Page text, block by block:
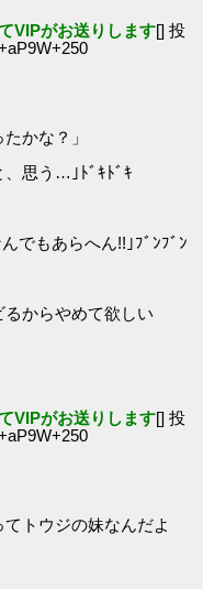
VIPがお送りします[] 投
かな？」
思う…｣ﾄﾞｷﾄﾞｷ
でもあらへん!!｣ﾌﾞﾝﾌﾞﾝ
からやめて欲しい
VIPがお送りします[] 投
トウジの妹なんだよ